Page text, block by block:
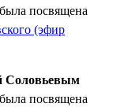
была посвящена
(эфир
Соловьевым
была посвящена